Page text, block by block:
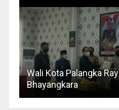
Wali Kota Palangka
Bhayangkara